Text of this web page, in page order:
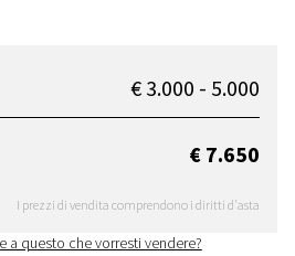
€ 3.000 - 5.000
€ 7.650
I prezzi di vendita comprendono i diritti d'asta
a questo che vorresti vendere?